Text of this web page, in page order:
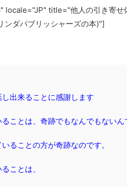
title="他人の引き寄せ
ンダパブリッシャーズの本)"]
出来ることに感謝します
ことは、奇跡でもなんでもないん
ることの方が奇跡なのです。
ことは、